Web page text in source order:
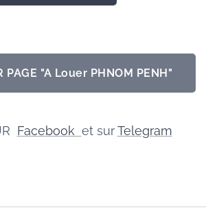
PAGE "A Louer PHNOM PENH"
Facebook et surTelegram